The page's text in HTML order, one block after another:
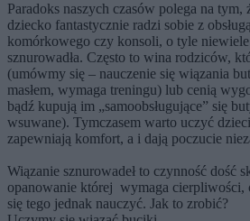
Paradoks naszych czasów polega na tym,
dziecko fantastycznie radzi sobie z
komórkowego czy konsoli, o tyle niewiele
sznurowadła. Często to wina rodziców,
(umówmy się – nauczenie się wiązania
masłem, wymaga treningu) lub cenią
bądź kupują im „samoobsługujące” się
wsuwane). Tymczasem warto uczyć
zapewniają komfort, a i dają poczucie
Wiązanie sznurowadeł to czynność dość
opanowanie której wymaga cierpliwości,
się tego jednak nauczyć. Jak to zrobić?